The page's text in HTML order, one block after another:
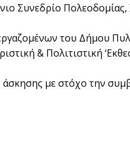
Συνεδρίο
του Δήμου
& Πολιτιστική
με στόχο την